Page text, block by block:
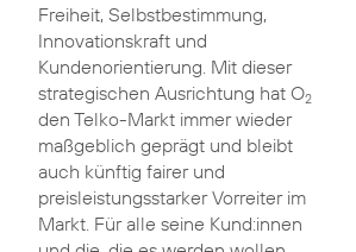
Freiheit, Selbstbestimmung,
Innovationskraft und
Kundenorientierung. Mit dieser
strategischen Ausrichtung hat O2
den Telko-Markt immer wieder
maßgeblich geprägt und bleibt
auch künftig fairer und
preisleistungsstarker Vorreiter im
Markt. Für alle seine Kund:innen